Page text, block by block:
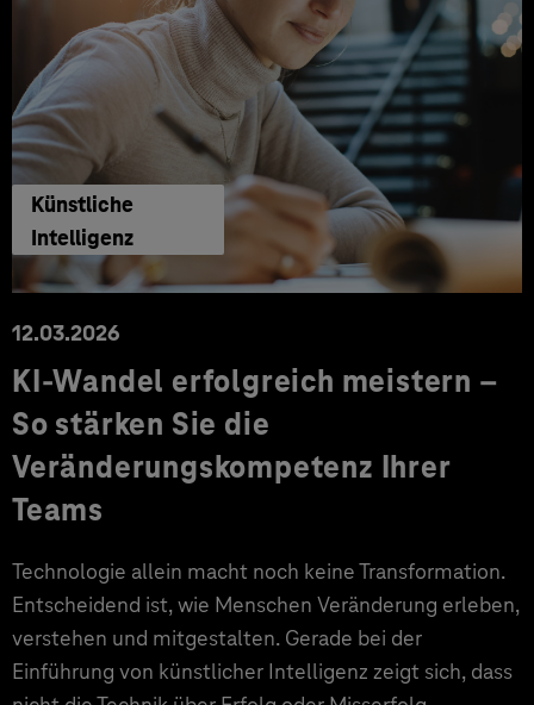
Künstliche
Intelligenz
12.03.2026
KI-Wandel erfolgreich meistern –
So stärken Sie die
Veränderungskompetenz Ihrer
Teams
Technologie allein macht noch keine Transformation.
Entscheidend ist, wie Menschen Veränderung erleben,
verstehen und mitgestalten. Gerade bei der
Einführung von künstlicher Intelligenz zeigt sich, dass